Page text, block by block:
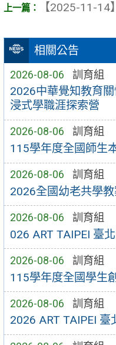
相關公告
2026-08-06 訓育組
2026中華覺知教育
浸式學職涯探索營
2026-08-06 訓育組
115學年度全國師生
2026-08-06 訓育組
2026全國幼老共學
2026-08-06 訓育組
026 ART TAIPEI 臺
2026-08-06 訓育組
115學年度全國學生
2026-08-06 訓育組
2026 ART TAIPEI
【2025-11-14】